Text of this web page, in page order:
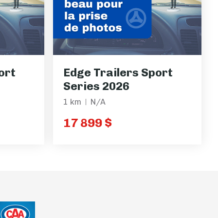
Edge Trailers Sport
Series 2026
1 km N/A
17 899 $